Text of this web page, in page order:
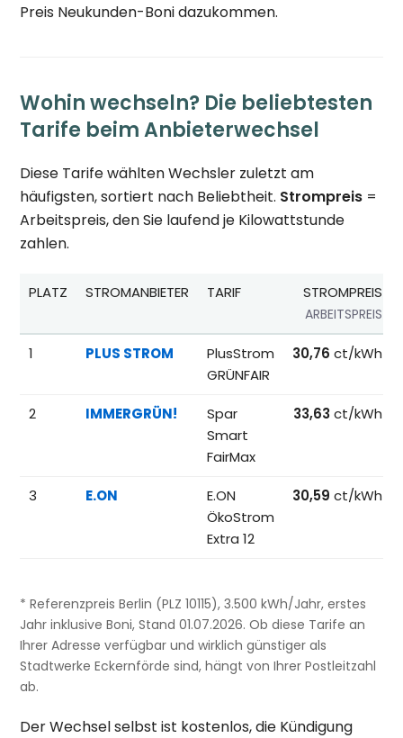
Preis Neukunden-Boni dazukommen.
Wohin wechseln? Die beliebtesten
Tarife beim Anbieterwechsel
Diese Tarife wählten Wechsler zuletzt am
häufigsten, sortiert nach Beliebtheit. Strompreis =
Arbeitspreis, den Sie laufend je Kilowattstunde
zahlen.
Beliebteste Tarife beim Anbieterwechsel;
PLATZ STROMANBIETER TARIF STROMPREIS
ARBEITSPREIS
1 PLUS STROM
PlusStrom
GRÜNFAIR
30,76 ct/kWh
2 IMMERGRÜN!
Spar
Smart
FairMax
33,63 ct/kWh
3 E.ON
E.ON
ÖkoStrom
Extra 12
30,59 ct/kWh
* Referenzpreis Berlin (PLZ 10115), 3.500 kWh/Jahr, erstes
Jahr inklusive Boni, Stand 01.07.2026. Ob diese Tarife an
Ihrer Adresse verfügbar und wirklich günstiger als
Stadtwerke Eckernförde sind, hängt von Ihrer Postleitzahl
ab.
Der Wechsel selbst ist kostenlos, die Kündigung